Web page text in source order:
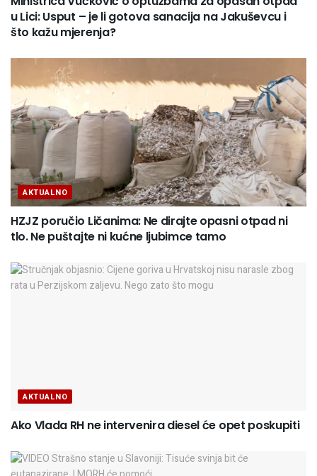
u Lici: Usput – je li gotova sanacija na Jakuševcu i
što kažu mjerenja?
AKTUALNO
HZJZ poručio Ličanima: Ne dirajte opasni otpad ni
tlo. Ne puštajte ni kućne ljubimce tamo
AKTUALNO
Ako Vlada RH ne intervenira diesel će opet poskupiti